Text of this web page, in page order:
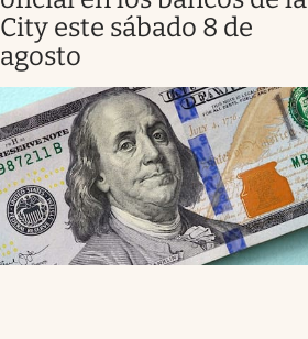
City este sábado 8 de
agosto